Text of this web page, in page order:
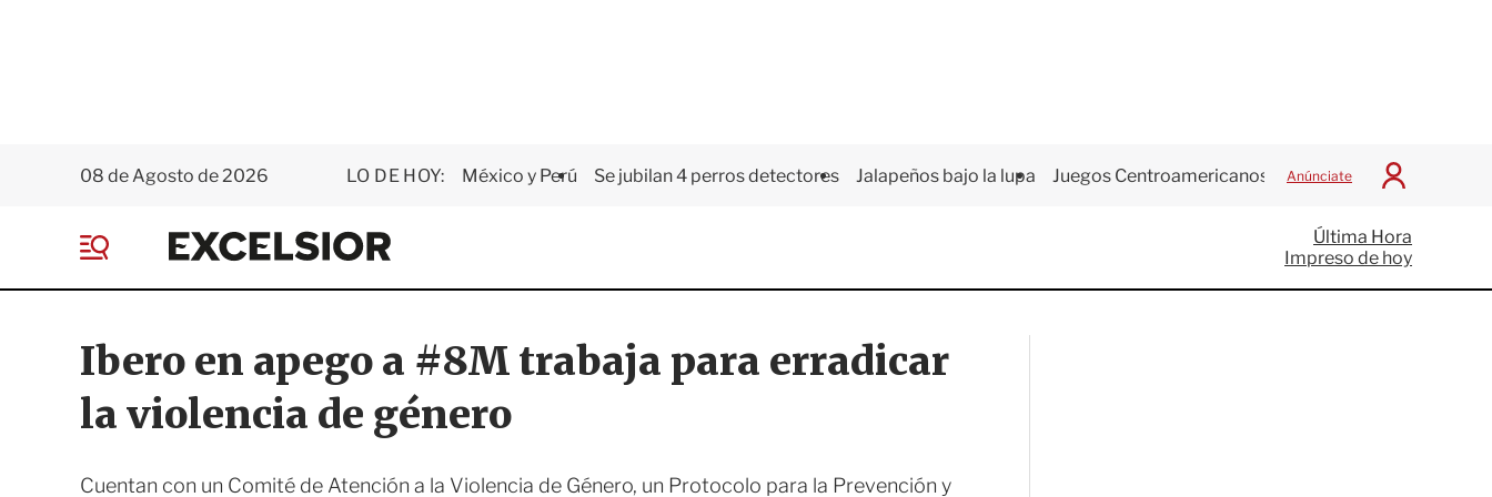
08 de Agosto de 2026 LO DE HOY: México y Perú Se jubilan 4 perros detectores Jalapeños bajo la lupa Juegos Centroamericanos Anúnciate
I
c
i
a
E
x
e
i
o
r
e
Última Hora
Impreso de hoy
Ibero en apego a #8M trabaja para erradicar
la violencia de género
Cuentan con un Comité de Atención a la Violencia de Género, un Protocolo para la Prevención y